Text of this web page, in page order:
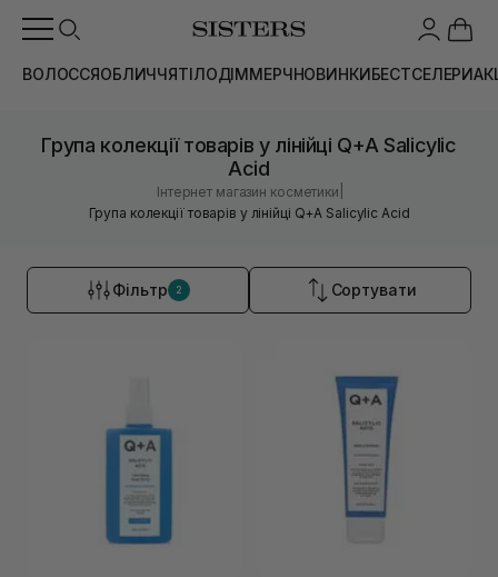
ВОЛОССЯОБЛИЧЧЯТІЛОДІММЕРЧНОВИНКИБЕСТСЕЛЕРИ
Група колекції товарів у лінійці Q+A Salicylic
Acid
Інтернет магазин косметики
Група колекції товарів у лінійці Q+A Salicylic Acid
Фільтр 2 Сортувати